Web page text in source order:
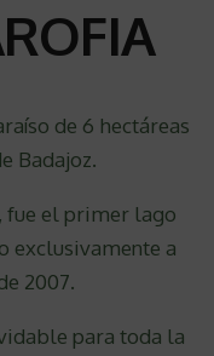
de 6 hectáreas
Badajoz.
fue el primer lago
exclusivamente a
2007.
para toda la